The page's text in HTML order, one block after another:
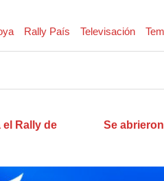
Rally País Televisación
Rally de
Se